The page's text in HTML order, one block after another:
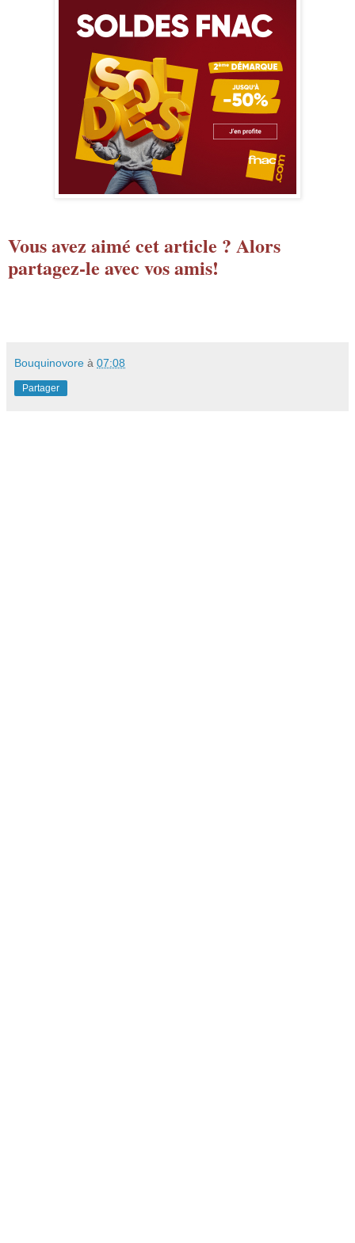
Vous avez aimé cet article ? Alors
partagez-le avec vos amis!
Bouquinovore à 07:08
Partager